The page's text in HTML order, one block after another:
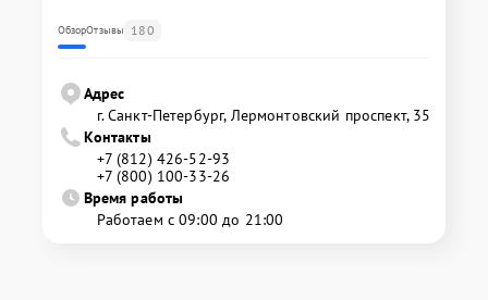
ОбзорОтзывы 180
Адрес
г. Санкт-Петербург, Лермонтовский проспект, 35
Контакты
+7 (812) 426-52-93
+7 (800) 100-33-26
Время работы
Работаем с 09:00 до 21:00